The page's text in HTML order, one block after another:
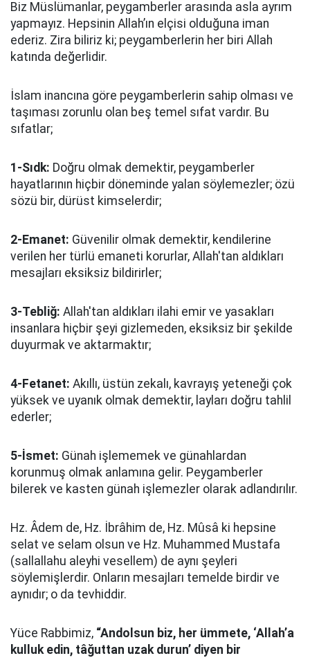
Biz Müslümanlar, peygamberler arasında asla ayrım
yapmayız. Hepsinin Allah’ın elçisi olduğuna iman
ederiz. Zira biliriz ki; peygamberlerin her biri Allah
katında değerlidir.
İslam inancına göre peygamberlerin sahip olması ve
taşıması zorunlu olan beş temel sıfat vardır. Bu
sıfatlar;
1-Sıdk: Doğru olmak demektir, peygamberler
hayatlarının hiçbir döneminde yalan söylemezler; özü
sözü bir, dürüst kimselerdir;
2-Emanet: Güvenilir olmak demektir, kendilerine
verilen her türlü emaneti korurlar, Allah'tan aldıkları
mesajları eksiksiz bildirirler;
3-Tebliğ: Allah'tan aldıkları ilahi emir ve yasakları
insanlara hiçbir şeyi gizlemeden, eksiksiz bir şekilde
duyurmak ve aktarmaktır;
4-Fetanet: Akıllı, üstün zekalı, kavrayış yeteneği çok
yüksek ve uyanık olmak demektir, layları doğru tahlil
ederler;
5-İsmet: Günah işlememek ve günahlardan
korunmuş olmak anlamına gelir. Peygamberler
bilerek ve kasten günah işlemezler olarak adlandırılır.
Hz. Âdem de, Hz. İbrâhim de, Hz. Mûsâ ki hepsine
selat ve selam olsun ve Hz. Muhammed Mustafa
(sallallahu aleyhi vesellem) de aynı şeyleri
söylemişlerdir. Onların mesajları temelde birdir ve
aynıdır; o da tevhiddir.
Yüce Rabbimiz, “Andolsun biz, her ümmete, ‘Allah’a
kulluk edin, tâğuttan uzak durun’ diyen bir